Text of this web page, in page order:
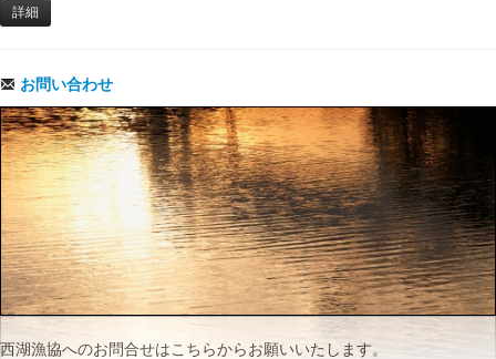
詳細
お問い合わせ
西湖漁協へのお問合せはこちらからお願いいたします。